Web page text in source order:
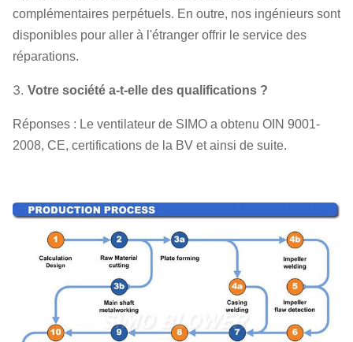
complémentaires perpétuels. En outre, nos ingénieurs sont
disponibles pour aller à l'étranger offrir le service des
réparations.
3. Votre société a-t-elle des qualifications ?
Réponses : Le ventilateur de SIMO a obtenu OIN 9001-
2008, CE, certifications de la BV et ainsi de suite.